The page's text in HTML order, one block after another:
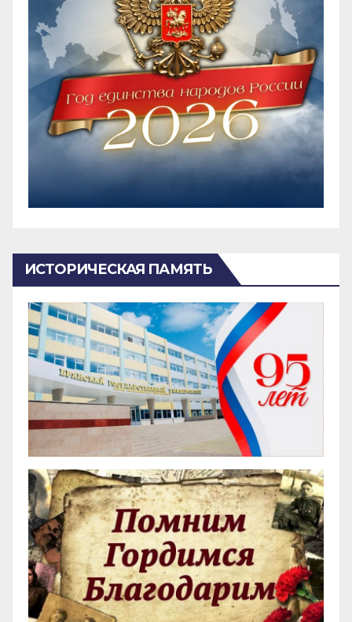
ИСТОРИЧЕСКАЯ ПАМЯТЬ